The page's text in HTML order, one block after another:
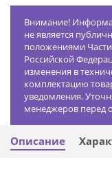
Внимание!
не является
положениями Части
Российской
изменения в
комплектацию
уведомления.
менеджеров перед
Описание